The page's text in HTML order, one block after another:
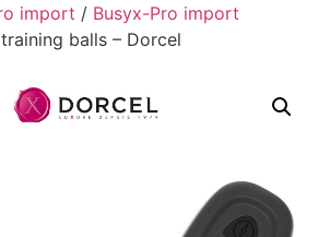
import / Busyx-Pro import
balls – Dorcel